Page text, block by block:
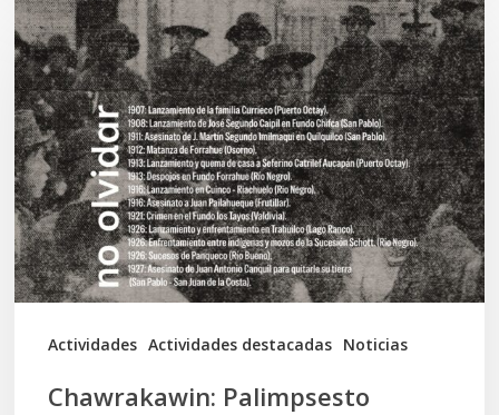
Actividades Actividades destacadas Noticias
Palimpsesto
explora
a
través
del
arte
las
tensiones
documentales
Chawrakawin: Palimpsesto